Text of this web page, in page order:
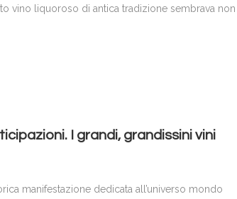
vino liquoroso di antica tradizione sembrava non
I grandi, grandissini vini
manifestazione dedicata all’universo mondo